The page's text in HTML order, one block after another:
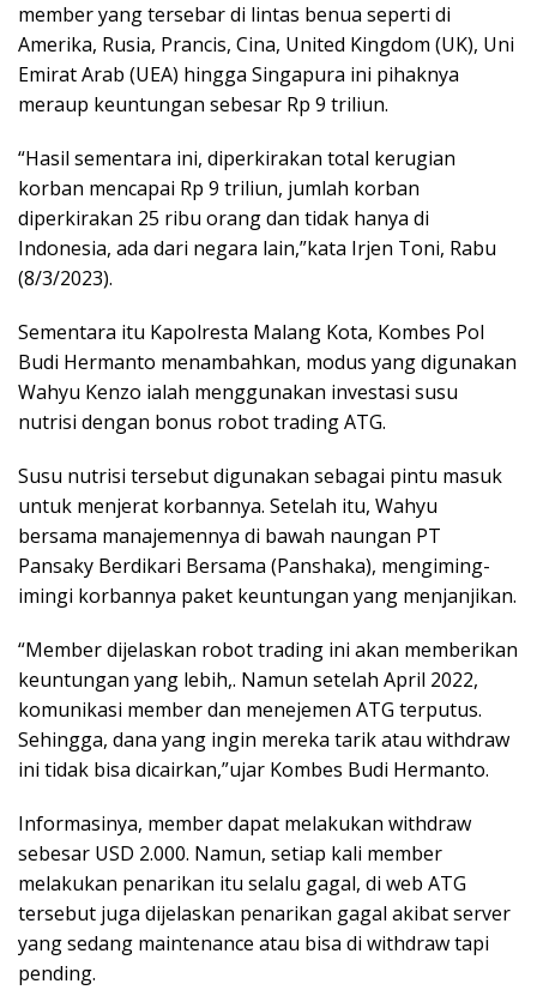
member yang tersebar di lintas benua seperti di
Amerika, Rusia, Prancis, Cina, United Kingdom (UK), Uni
Emirat Arab (UEA) hingga Singapura ini pihaknya
meraup keuntungan sebesar Rp 9 triliun.
“Hasil sementara ini, diperkirakan total kerugian
korban mencapai Rp 9 triliun, jumlah korban
diperkirakan 25 ribu orang dan tidak hanya di
Indonesia, ada dari negara lain,”kata Irjen Toni, Rabu
(8/3/2023).
Sementara itu Kapolresta Malang Kota, Kombes Pol
Budi Hermanto menambahkan, modus yang digunakan
Wahyu Kenzo ialah menggunakan investasi susu
nutrisi dengan bonus robot trading ATG.
Susu nutrisi tersebut digunakan sebagai pintu masuk
untuk menjerat korbannya. Setelah itu, Wahyu
bersama manajemennya di bawah naungan PT
Pansaky Berdikari Bersama (Panshaka), mengiming-
imingi korbannya paket keuntungan yang menjanjikan.
“Member dijelaskan robot trading ini akan memberikan
keuntungan yang lebih,. Namun setelah April 2022,
komunikasi member dan menejemen ATG terputus.
Sehingga, dana yang ingin mereka tarik atau withdraw
ini tidak bisa dicairkan,”ujar Kombes Budi Hermanto.
Informasinya, member dapat melakukan withdraw
sebesar USD 2.000. Namun, setiap kali member
melakukan penarikan itu selalu gagal, di web ATG
tersebut juga dijelaskan penarikan gagal akibat server
yang sedang maintenance atau bisa di withdraw tapi
pending.